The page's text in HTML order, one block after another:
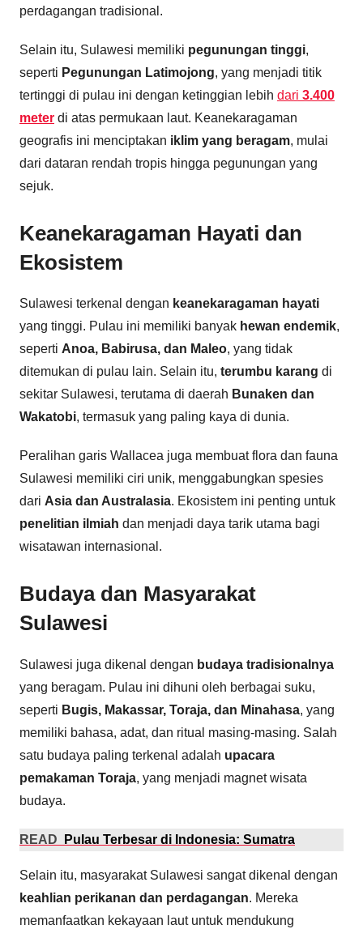
perdagangan tradisional.
Selain itu, Sulawesi memiliki pegunungan tinggi,
seperti Pegunungan Latimojong, yang menjadi titik
tertinggi di pulau ini dengan ketinggian lebih dari 3.400
meter di atas permukaan laut. Keanekaragaman
geografis ini menciptakan iklim yang beragam, mulai
dari dataran rendah tropis hingga pegunungan yang
sejuk.
Keanekaragaman Hayati dan
Ekosistem
Sulawesi terkenal dengan keanekaragaman hayati
yang tinggi. Pulau ini memiliki banyak hewan endemik,
seperti Anoa, Babirusa, dan Maleo, yang tidak
ditemukan di pulau lain. Selain itu, terumbu karang di
sekitar Sulawesi, terutama di daerah Bunaken dan
Wakatobi, termasuk yang paling kaya di dunia.
Peralihan garis Wallacea juga membuat flora dan fauna
Sulawesi memiliki ciri unik, menggabungkan spesies
dari Asia dan Australasia. Ekosistem ini penting untuk
penelitian ilmiah dan menjadi daya tarik utama bagi
wisatawan internasional.
Budaya dan Masyarakat
Sulawesi
Sulawesi juga dikenal dengan budaya tradisionalnya
yang beragam. Pulau ini dihuni oleh berbagai suku,
seperti Bugis, Makassar, Toraja, dan Minahasa, yang
memiliki bahasa, adat, dan ritual masing-masing. Salah
satu budaya paling terkenal adalah upacara
pemakaman Toraja, yang menjadi magnet wisata
budaya.
READ Pulau Terbesar di Indonesia: Sumatra
Selain itu, masyarakat Sulawesi sangat dikenal dengan
keahlian perikanan dan perdagangan. Mereka
memanfaatkan kekayaan laut untuk mendukung